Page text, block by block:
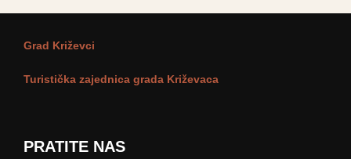
Grad Križevci
Turistička zajednica grada Križevaca
PRATITE NAS